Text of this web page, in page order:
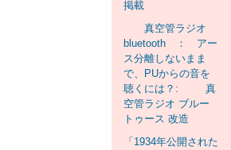
掲載
真空管ラジオ
bluetooth ： アー
ス分離しないまま
で、PUからの音を
聴くには？: 真
空管ラジオ ブルー
トゥース 改造
「1934年公開された